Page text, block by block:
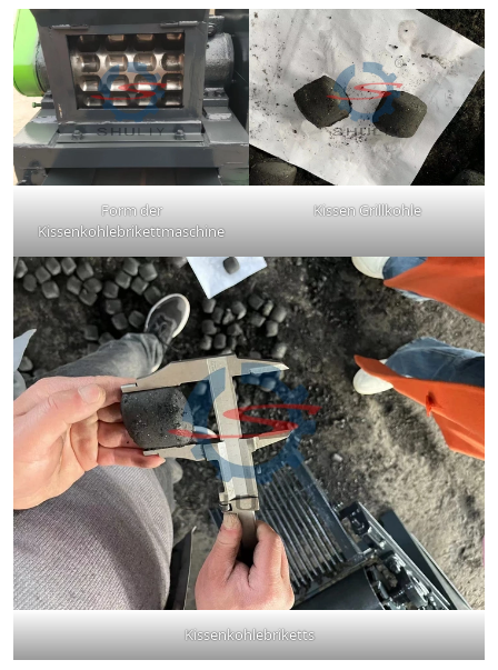
Form der
Kissenkohlebrikettmaschine
Kissen Grillkohle
Kissenkohlebriketts